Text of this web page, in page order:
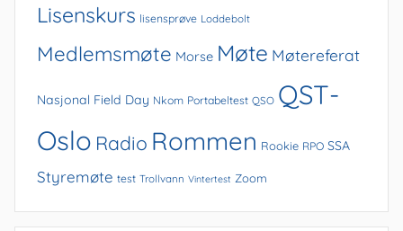
Lisenskurs lisensprøve Loddebolt
Medlemsmøte Morse Møte Møtereferat
Nasjonal Field Day Nkom Portabeltest QSO QST-
Oslo Radio Rommen Rookie RPO SSA
Styremøte test Trollvann Vintertest Zoom